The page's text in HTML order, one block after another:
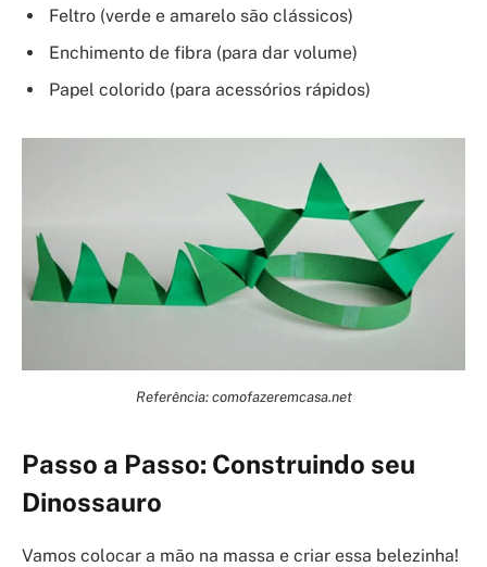
Feltro (verde e amarelo são clássicos)
Enchimento de fibra (para dar volume)
Papel colorido (para acessórios rápidos)
Referência: comofazeremcasa.net
Passo a Passo: Construindo seu
Dinossauro
Vamos colocar a mão na massa e criar essa belezinha!